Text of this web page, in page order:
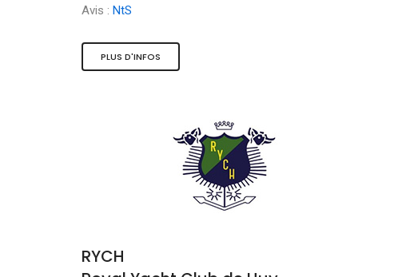
Avis : NtS
PLUS D'INFOS
RYCH